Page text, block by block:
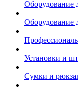
Оборудование
Оборудование
Установки и
Сумки и